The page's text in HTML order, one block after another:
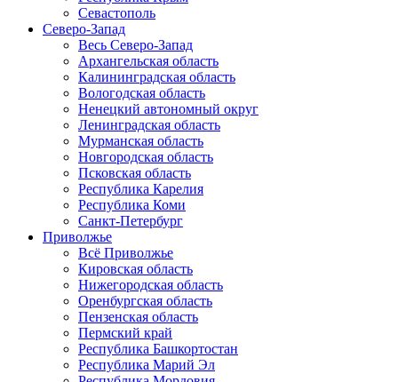
Севастополь
Северо-Запад
Весь Северо-Запад
Архангельская область
Калининградская область
Вологодская область
Ненецкий автономный округ
Ленинградская область
Мурманская область
Новгородская область
Псковская область
Республика Карелия
Республика Коми
Санкт-Петербург
Приволжье
Всё Приволжье
Кировская область
Нижегородская область
Оренбургская область
Пензенская область
Пермский край
Республика Башкортостан
Республика Марий Эл